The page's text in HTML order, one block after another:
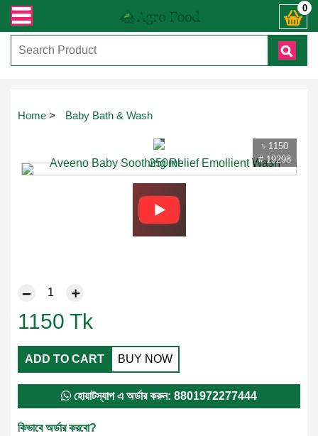
কল করুনঃ ( IMO + Whatsapp ) +8801972277444। সহজে অর্ডার করতে প্রোডাক্ট0
Home > Baby Bath & Wash
৳ 1150
# 19298
1150 Tk
ADD TO CART BUY NOW
হোয়াটস্যাপ এ অর্ডার করুন: 8801972277444
কিভাবে অর্ডার করবো?